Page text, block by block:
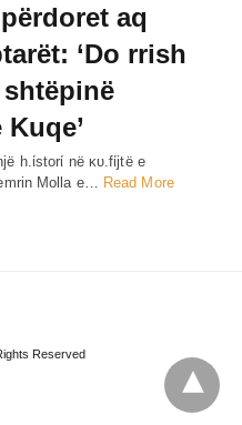
aq
‘Do rrish
h.ίstorί në κυ.fίjtë e
Molla e… Read More
Reserved